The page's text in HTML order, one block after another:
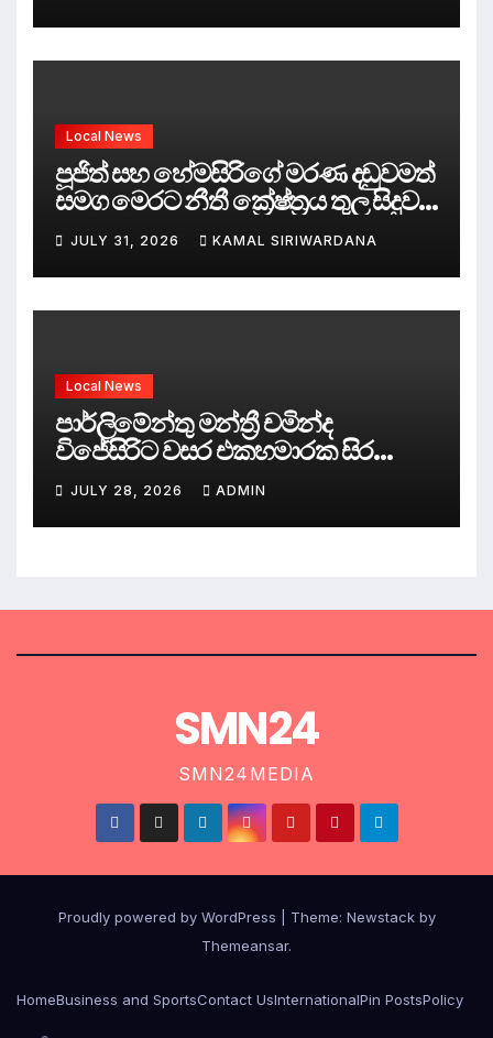
Local News
පූජිත් සහ හේමසිරිගේ මරණ දඩුවමත්
සමග මෙරට නීතී ක්‍රේෂ්ත්‍රය තුල සිදුව
ඇත්තේ කුමක්ද ?
JULY 31, 2026 KAMAL SIRIWARDANA
Local News
පාර්ලිමේන්තු මන්ත්‍රී චමින්ද
විජේසිරිට වසර එකහමාරක සිර
දඬුවම්.
JULY 28, 2026 ADMIN
SMN24
SMN24MEDIA
Proudly powered by WordPress Theme: Newstackby
Themeansar.
HomeBusiness and SportsContact UsInternationalPin PostsPolicy